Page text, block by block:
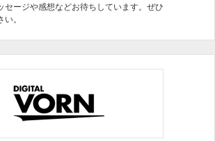
セージや感想などお待ちしています。ぜひ
。